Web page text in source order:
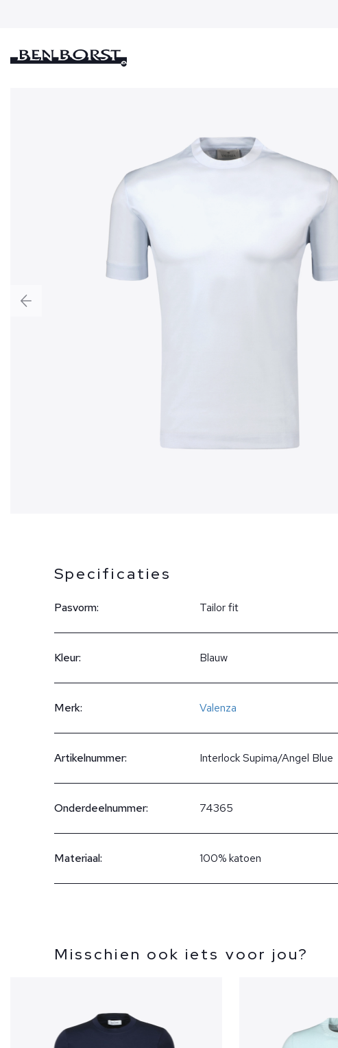
Specificaties
Pasvorm: Tailor fit
Kleur: Blauw
Merk: Valenza
Artikelnummer: Interlock Supima/Angel Blue
Onderdeelnummer: 74365
Materiaal: 100% katoen
Misschien ook iets voor jou?